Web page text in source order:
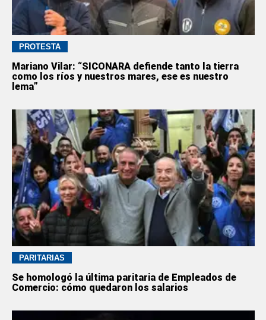
PROTESTA
Mariano Vilar: “SICONARA defiende tanto la tierra
como los ríos y nuestros mares, ese es nuestro
lema”
PARITARIAS
Se homologó la última paritaria de Empleados de
Comercio: cómo quedaron los salarios